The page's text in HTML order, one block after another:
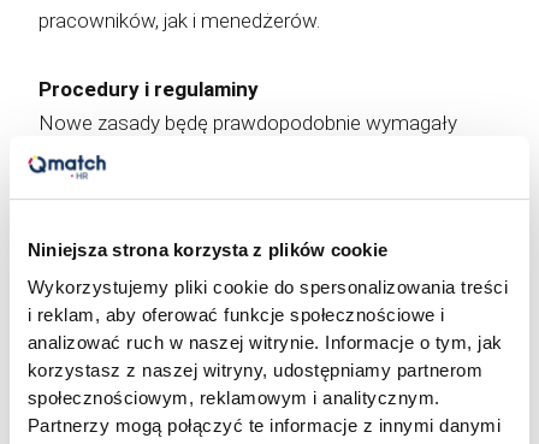
Niniejsza strona korzysta z plików cookie
Wykorzystujemy pliki cookie do spersonalizowania treści
i reklam, aby oferować funkcje społecznościowe i
analizować ruch w naszej witrynie. Informacje o tym, jak
korzystasz z naszej witryny, udostępniamy partnerom
społecznościowym, reklamowym i analitycznym.
Partnerzy mogą połączyć te informacje z innymi danymi
pracowników, jak i menedżerów.
Procedury i regulaminy
Nowe zasady będę prawdopodobnie wymagały
dostosowania dokumentów: regulaminów
ułatwi zarządzanie zespołem rozproszonym i
zminimalizuje ryzyko nieporozumień.
Formy wynagrodzeń dopasowane do pracy
hybrydowej
Nowoczesne formy wynagrodzeń powinny łączyć w